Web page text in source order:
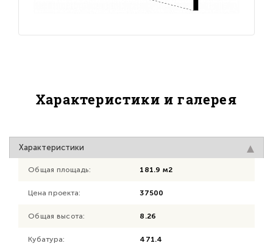
Характеристики и галерея
Характеристики
Общая площадь: 181.9 м2
Цена проекта: 37500
Общая высота: 8.26
Кубатура: 471.4